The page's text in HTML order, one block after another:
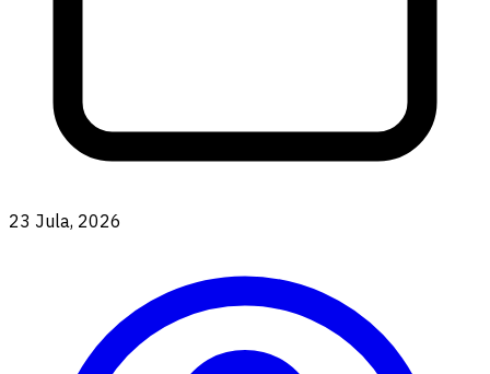
23 Jula, 2026